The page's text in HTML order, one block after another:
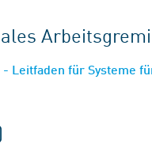
Leitfaden für Systeme